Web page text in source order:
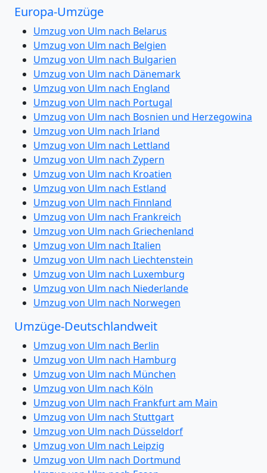
Europa-Umzüge
Umzug von Ulm nach Belarus
Umzug von Ulm nach Belgien
Umzug von Ulm nach Bulgarien
Umzug von Ulm nach Dänemark
Umzug von Ulm nach England
Umzug von Ulm nach Portugal
Umzug von Ulm nach Bosnien und Herzegowina
Umzug von Ulm nach Irland
Umzug von Ulm nach Lettland
Umzug von Ulm nach Zypern
Umzug von Ulm nach Kroatien
Umzug von Ulm nach Estland
Umzug von Ulm nach Finnland
Umzug von Ulm nach Frankreich
Umzug von Ulm nach Griechenland
Umzug von Ulm nach Italien
Umzug von Ulm nach Liechtenstein
Umzug von Ulm nach Luxemburg
Umzug von Ulm nach Niederlande
Umzug von Ulm nach Norwegen
Umzüge-Deutschlandweit
Umzug von Ulm nach Berlin
Umzug von Ulm nach Hamburg
Umzug von Ulm nach München
Umzug von Ulm nach Köln
Umzug von Ulm nach Frankfurt am Main
Umzug von Ulm nach Stuttgart
Umzug von Ulm nach Düsseldorf
Umzug von Ulm nach Leipzig
Umzug von Ulm nach Dortmund